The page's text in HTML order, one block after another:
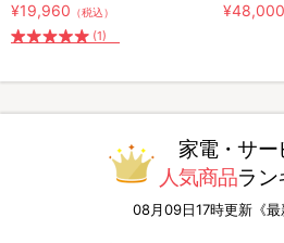
¥19,960 （税込）
(1)
¥48,000
家電・サー
人気商品ラン
08月09日17時更新《最